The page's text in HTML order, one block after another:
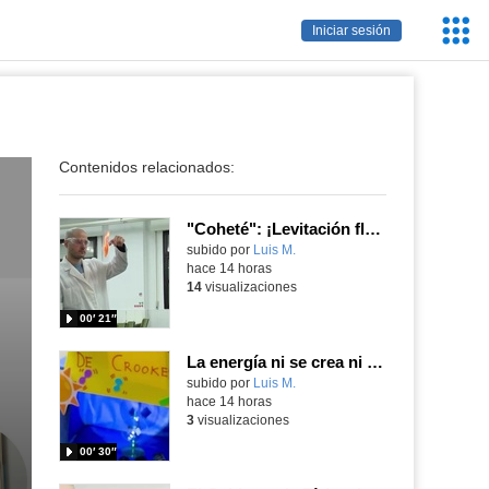
Iniciar sesión
Contenidos relacionados:
"Coheté": ¡Levitación flamígera!
Contenido educativo.
subido por Luis M.
00′ 21″
hace 14 horas
14visualizaciones
La energía ni se crea ni se destruye... ¡se experimenta! El Tierno en la Feria Madrid es Ciencia 2026
Contenido educativo.
subido por Luis M.
00′ 30″
hace 14 horas
3visualizaciones